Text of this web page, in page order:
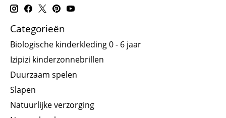
Categorieën
Biologische kinderkleding 0 - 6 jaar
Izipizi kinderzonnebrillen
Duurzaam spelen
Slapen
Natuurlijke verzorging